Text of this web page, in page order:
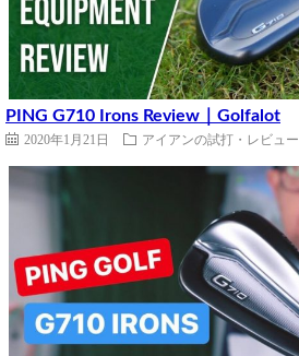
PING G710 Irons Review｜Golfalot
2020年1月21日 アイアンの試打・レビュー